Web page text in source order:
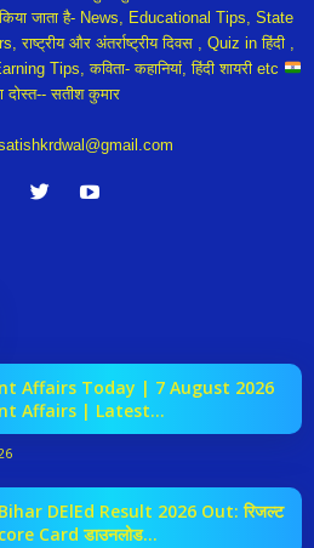
जाता है- News, Educational Tips, State
और अंतर्राष्ट्रीय दिवस , Quiz in हिंदी ,
Tips, कविता- कहानियां, हिंदी शायरी etc
सतीश कुमार
Affairs Today | 7 August 2026
Affairs | Latest...
DElEd Result 2026 Out: रिजल्ट
Card डाउनलोड...